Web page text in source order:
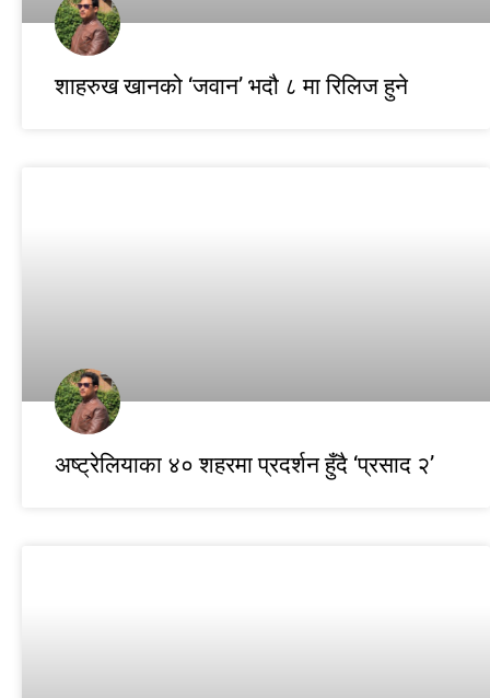
शाहरुख खानको ‘जवान’ भदौ ८ मा रिलिज हुने
अष्ट्रेलियाका ४० शहरमा प्रदर्शन हुँदै ‘प्रसाद २’